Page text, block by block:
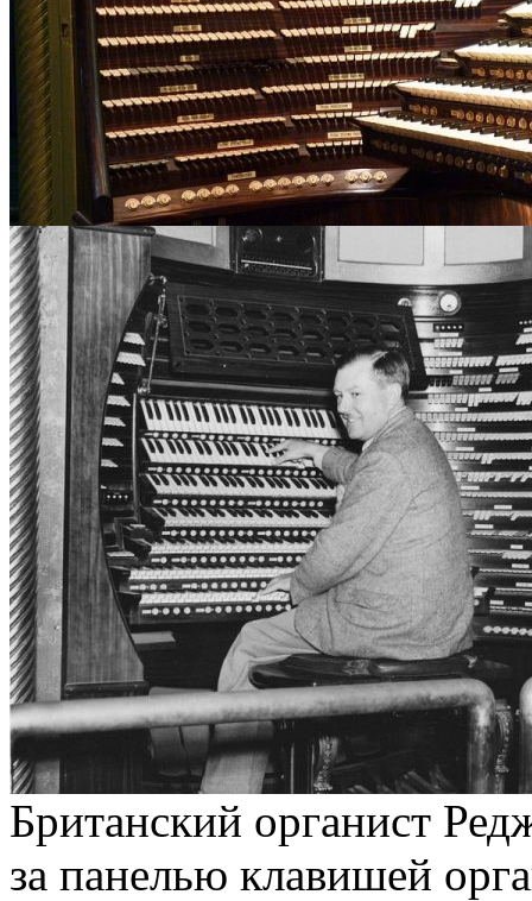
Британский органист
за панелью клавишей